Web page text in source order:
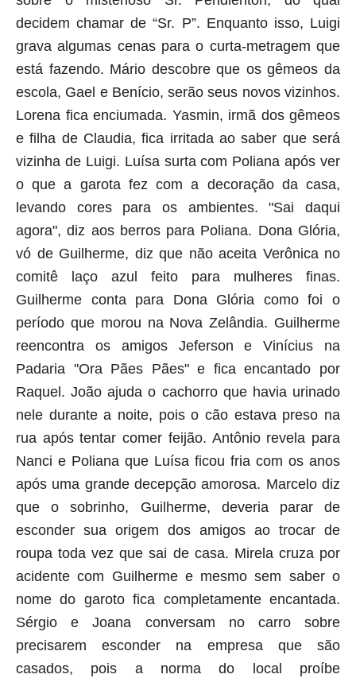
decidem chamar de “Sr. P”. Enquanto isso, Luigi
grava algumas cenas para o curta-metragem que
está fazendo. Mário descobre que os gêmeos da
escola, Gael e Benício, serão seus novos vizinhos.
Lorena fica enciumada. Yasmin, irmã dos gêmeos
e filha de Claudia, fica irritada ao saber que será
vizinha de Luigi. Luísa surta com Poliana após ver
o que a garota fez com a decoração da casa,
levando cores para os ambientes. "Sai daqui
agora", diz aos berros para Poliana. Dona Glória,
vó de Guilherme, diz que não aceita Verônica no
comitê laço azul feito para mulheres finas.
Guilherme conta para Dona Glória como foi o
período que morou na Nova Zelândia. Guilherme
reencontra os amigos Jeferson e Vinícius na
Padaria "Ora Pães Pães" e fica encantado por
Raquel. João ajuda o cachorro que havia urinado
nele durante a noite, pois o cão estava preso na
rua após tentar comer feijão. Antônio revela para
Nanci e Poliana que Luísa ficou fria com os anos
após uma grande decepção amorosa. Marcelo diz
que o sobrinho, Guilherme, deveria parar de
esconder sua origem dos amigos ao trocar de
roupa toda vez que sai de casa. Mirela cruza por
acidente com Guilherme e mesmo sem saber o
nome do garoto fica completamente encantada.
Sérgio e Joana conversam no carro sobre
precisarem esconder na empresa que são
casados, pois a norma do local proíbe